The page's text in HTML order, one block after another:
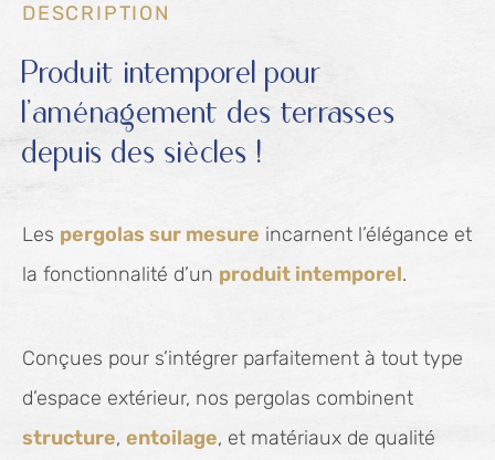
DESCRIPTION
Produit intemporel pour
l’aménagement des terrasses
depuis des siècles !
Les pergolas sur mesure incarnent l’élégance et
la fonctionnalité d’un produit intemporel.
Conçues pour s’intégrer parfaitement à tout type
d’espace extérieur, nos pergolas combinent
structure, entoilage, et matériaux de qualité